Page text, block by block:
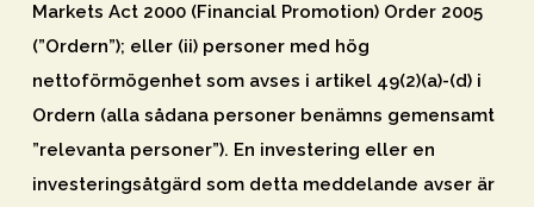
Markets Act 2000 (Financial Promotion) Order 2005
(”Ordern”); eller (ii) personer med hög
nettoförmögenhet som avses i artikel 49(2)(a)-(d) i
Ordern (alla sådana personer benämns gemensamt
”relevanta personer”). En investering eller en
investeringsåtgärd som detta meddelande avser är